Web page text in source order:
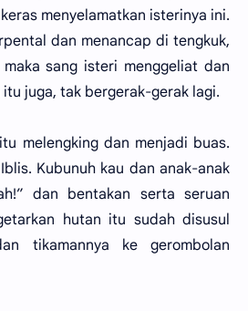
menyelamatkan isterinya ini.
dan menancap di tengkuk,
sang isteri menggeliat dan
juga, tak bergerak-gerak lagi.
melengking dan menjadi buas.
Kubunuh kau dan anak-anak
dan bentakan serta seruan
hutan itu sudah disusul
tikamannya ke gerombolan